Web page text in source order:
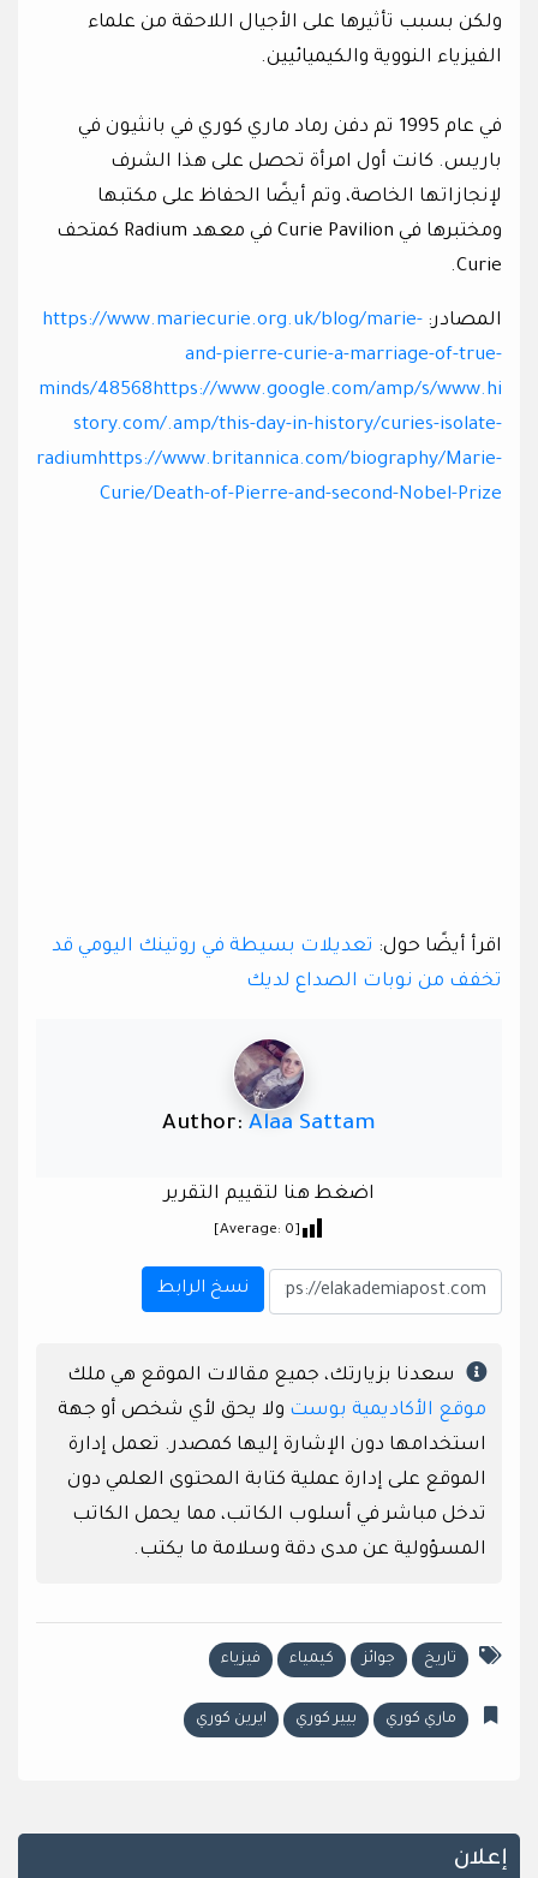
ولكن بسبب تأثيرها على الأجيال اللاحقة من علماء
الفيزياء النووية والكيميائيين.
في عام 1995 تم دفن رماد ماري كوري في بانثيون في
باريس. كانت أول امرأة تحصل على هذا الشرف
لإنجازاتها الخاصة، وتم أيضًا الحفاظ على مكتبها
ومختبرها في Curie Pavilion في معهد Radium كمتحف
Curie.
المصادر: https://www.mariecurie.org.uk/blog/marie-
and-pierre-curie-a-marriage-of-true-
minds/48568https://www.google.com/amp/s/www.hi
story.com/.amp/this-day-in-history/curies-isolate-
radiumhttps://www.britannica.com/biography/Marie-
Curie/Death-of-Pierre-and-second-Nobel-Prize
اقرأ أيضًا حول: تعديلات بسيطة في روتينك اليومي قد
تخفف من نوبات الصداع لديك
Author: Alaa Sattam
اضغط هنا لتقييم التقرير
[Average:
0
]
نسخ الرابط
سعدنا بزيارتك، جميع مقالات الموقع هي ملك
موقع الأكاديمية بوست ولا يحق لأي شخص أو جهة
استخدامها دون الإشارة إليها كمصدر. تعمل إدارة
الموقع على إدارة عملية كتابة المحتوى العلمي دون
تدخل مباشر في أسلوب الكاتب، مما يحمل الكاتب
المسؤولية عن مدى دقة وسلامة ما يكتب.
تاريخ جوائز كيمياء فيزياء
ماري كوري بيير كوري ايرين كوري
إعلان